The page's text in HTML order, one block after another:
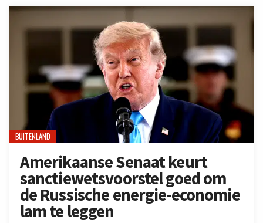
BUITENLAND
Amerikaanse Senaat keurt
sanctiewetsvoorstel goed om
de Russische energie-economie
lam te leggen